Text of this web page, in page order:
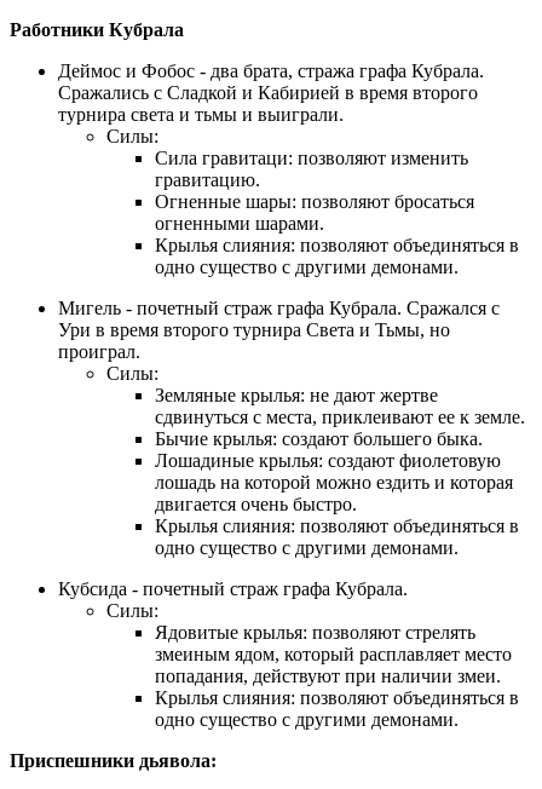
Работники Кубрала
Деймос и Фобос - два брата, стража графа Кубрала.
Сражались с Сладкой и Кабирией в время второго
турнира света и тьмы и выиграли.
Силы:
Сила гравитаци: позволяют изменить
гравитацию.
Огненные шары: позволяют бросаться
огненными шарами.
Крылья слияния: позволяют объединяться в
одно существо с другими демонами.
Мигель - почетный страж графа Кубрала. Сражался с
Ури в время второго турнира Света и Тьмы, но
проиграл.
Силы:
Земляные крылья: не дают жертве
сдвинуться с места, приклеивают ее к земле.
Бычие крылья: создают большего быка.
Лошадиные крылья: создают фиолетовую
лошадь на которой можно ездить и которая
двигается очень быстро.
Крылья слияния: позволяют объединяться в
одно существо с другими демонами.
Кубсида - почетный страж графа Кубрала.
Силы:
Ядовитые крылья: позволяют стрелять
змеиным ядом, который расплавляет место
попадания, действуют при наличии змеи.
Крылья слияния: позволяют объединяться в
одно существо с другими демонами.
Приспешники дьявола: